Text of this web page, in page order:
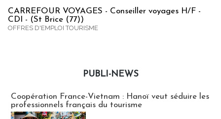
CARREFOUR VOYAGES - Conseiller voyages H/F -
CDI - (St Brice (77))
OFFRES D'EMPLOI TOURISME
PUBLI-NEWS
Coopération France-Vietnam : Hanoï veut séduire les
professionnels français du tourisme